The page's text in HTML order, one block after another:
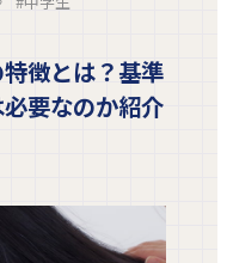
徴とは？基準
要なのか紹介